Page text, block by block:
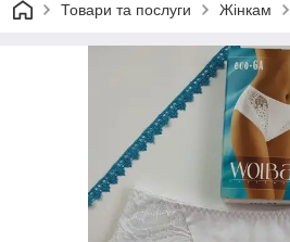
Товари та послуги Жінкам